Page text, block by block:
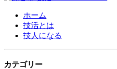
ホーム
技活とは
技人になる
カテゴリー